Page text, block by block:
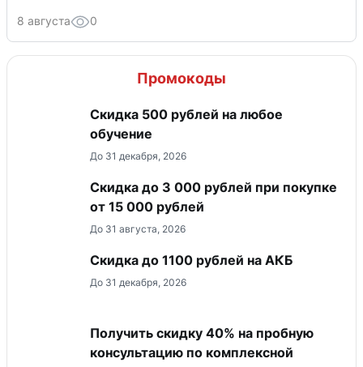
8 августа 0
Промокоды
Скидка 500 рублей на любое
обучение
До 31 декабря, 2026
Скидка до 3 000 рублей при покупке
от 15 000 рублей
До 31 августа, 2026
Скидка до 1100 рублей на АКБ
До 31 декабря, 2026
Получить скидку 40% на пробную
консультацию по комплексной